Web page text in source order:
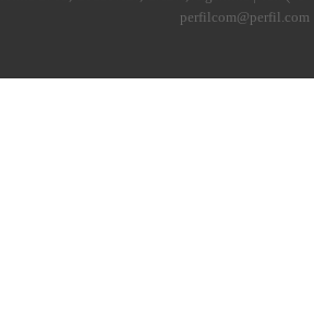
perfilcom@perfil.com